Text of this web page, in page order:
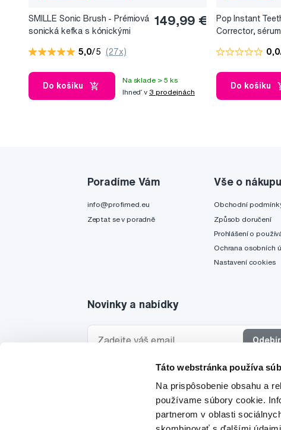
Táto webstránka používa
Na prispôsobenie obsahu a
používame súbory cookie.
partnerom v oblasti
SMILLE Sonic Brush - Prémiová
sonická kefka s kónickými
149,99 €
5,0/5 (27x)
Do košíku
Na sklade > 5 ks
Ihneď v 3 prodejnách
Pop Instant
Corrector,
0,0
Do košíku
Poradíme Vám
info@profimed.eu
Zeptat se v poradně
Vše o nákupu
Obchodní
Způsob doručení
Prohlášení o
Ochrana osobních
Nastavení cookies
Novinky a nabídky
zpracováním osobních údajůpro tyto